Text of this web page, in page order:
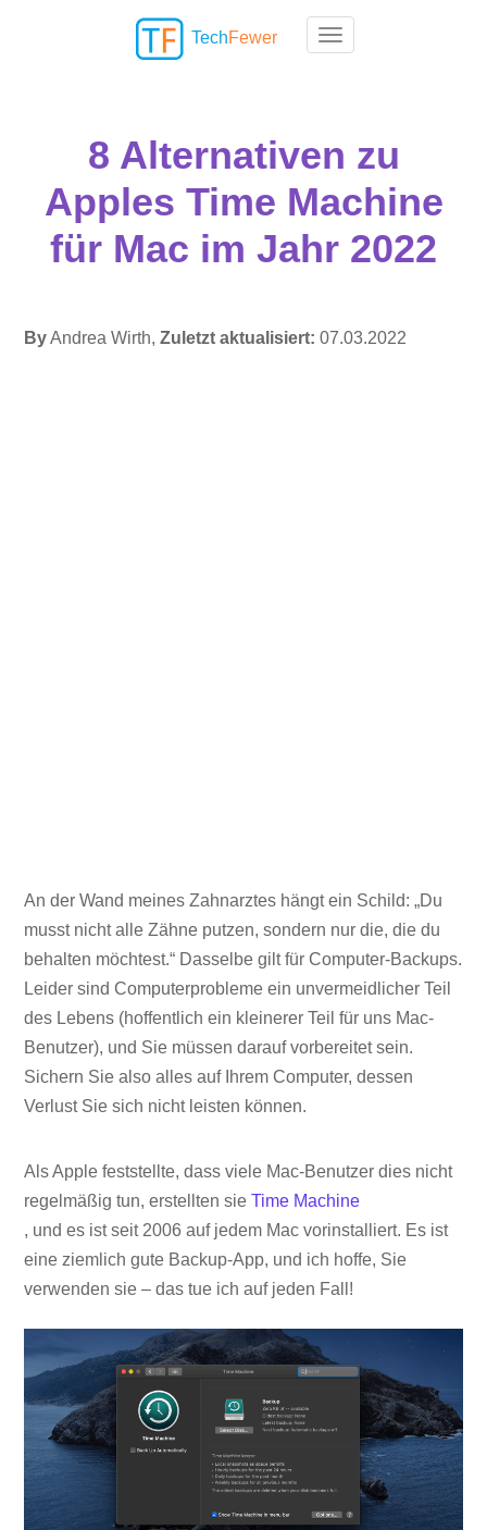
Toggle navigation
TechFewer
8 Alternativen zu
Apples Time Machine
für Mac im Jahr 2022
ByAndrea Wirth,Zuletzt aktualisiert:07.03.2022
An der Wand meines Zahnarztes hängt ein Schild: „Du
musst nicht alle Zähne putzen, sondern nur die, die du
behalten möchtest.“ Dasselbe gilt für Computer-Backups.
Leider sind Computerprobleme ein unvermeidlicher Teil
des Lebens (hoffentlich ein kleinerer Teil für uns Mac-
Benutzer), und Sie müssen darauf vorbereitet sein.
Sichern Sie also alles auf Ihrem Computer, dessen
Verlust Sie sich nicht leisten können.
Als Apple feststellte, dass viele Mac-Benutzer dies nicht
regelmäßig tun, erstellten sieTime Machine
, und es ist seit 2006 auf jedem Mac vorinstalliert. Es ist
eine ziemlich gute Backup-App, und ich hoffe, Sie
verwenden sie – das tue ich auf jeden Fall!